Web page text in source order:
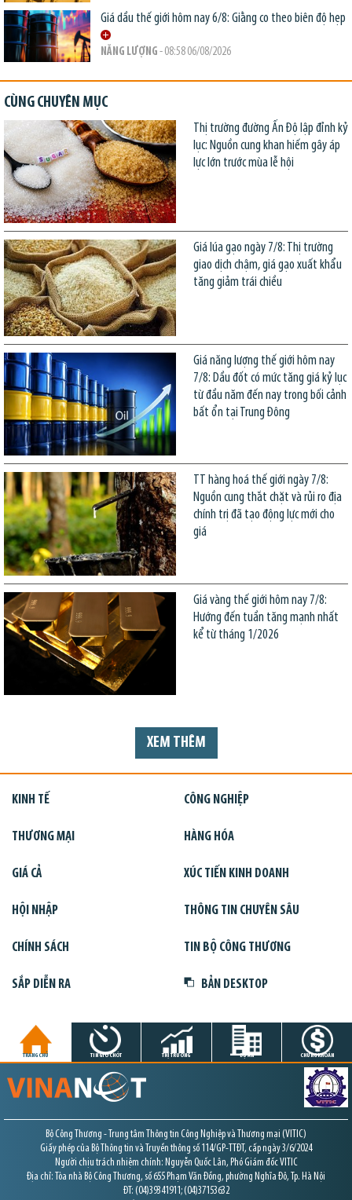
Giá dầu thế giới hôm nay 6/8: Giằng co theo biên độ hẹp
NĂNG LƯỢNG - 08:58 06/08/2026
CÙNG CHUYÊN MỤC
Thị trường đường Ấn Độ lập đỉnh kỷ
lục: Nguồn cung khan hiếm gây áp
lực lớn trước mùa lễ hội
Giá lúa gạo ngày 7/8: Thị trường
giao dịch chậm, giá gạo xuất khẩu
tăng giảm trái chiều
Giá năng lượng thế giới hôm nay
7/8: Dầu đốt có mức tăng giá kỷ lục
từ đầu năm đến nay trong bối cảnh
bất ổn tại Trung Đông
TT hàng hoá thế giới ngày 7/8:
Nguồn cung thắt chặt và rủi ro địa
chính trị đã tạo động lực mới cho
giá
Giá vàng thế giới hôm nay 7/8:
Hướng đến tuần tăng mạnh nhất
kể từ tháng 1/2026
XEM THÊM
KINH TẾ CÔNG NGHIỆP
THƯƠNG MẠI HÀNG HÓA
GIÁ CẢ XÚC TIẾN KINH DOANH
HỘI NHẬP THÔNG TIN CHUYÊN SÂU
CHÍNH SÁCH TIN BỘ CÔNG THƯƠNG
SẮP DIỄN RA BẢN DESKTOP
TRANG CHỦ TIN GIỜ CHÓT THỊ TRƯỜNG DỰ ÁN CHỨNG KHOÁN
Bộ Công Thương - Trung tâm Thông tin Công Nghiệp và Thương mại (VITIC)
Giấy phép của Bộ Thông tin và Truyền thông số 114/GP-TTĐT, cấp ngày 3/6/2024
Người chịu trách nhiệm chính: Nguyễn Quốc Lân, Phó Giám đốc VITIC
Địa chỉ: Tòa nhà Bộ Công Thương, số 655 Phạm Văn Đồng, phường Nghĩa Đô, Tp. Hà Nội
ĐT: (04)39341911; (04)37153632